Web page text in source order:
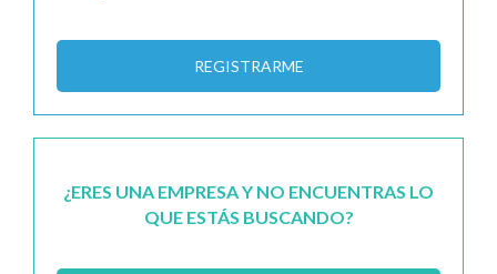
REGISTRARME
¿ERES UNA EMPRESA Y NO ENCUENTRAS LO
QUE ESTÁS BUSCANDO?